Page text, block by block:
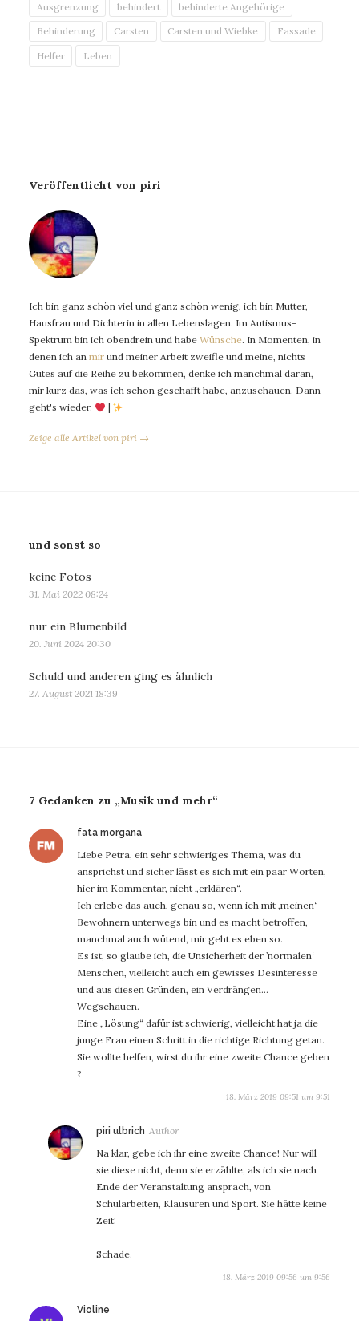
Ausgrenzung behindert behinderte Angehörige
Behinderung Carsten Carsten und Wiebke Fassade
Helfer Leben
Veröffentlicht von piri
Ich bin ganz schön viel und ganz schön wenig, ich bin Mutter,
Hausfrau und Dichterin in allen Lebenslagen. Im Autismus-
Spektrum bin ich obendrein und habe Wünsche. In Momenten, in
denen ich an mir und meiner Arbeit zweifle und meine, nichts
Gutes auf die Reihe zu bekommen, denke ich manchmal daran,
mir kurz das, was ich schon geschafft habe, anzuschauen. Dann
geht's wieder.
|
Zeige alle Artikel von piri →
und sonst so
keine Fotos
31. Mai 2022 08:24
nur ein Blumenbild
20. Juni 2024 20:30
Schuld und anderen ging es ähnlich
27. August 2021 18:39
7 Gedanken zu „Musik und mehr“
fata morganasagt:
Liebe Petra, ein sehr schwieriges Thema, was du
ansprichst und sicher lässt es sich mit ein paar Worten,
hier im Kommentar, nicht „erklären“.
Ich erlebe das auch, genau so, wenn ich mit ‚meinen‘
Bewohnern unterwegs bin und es macht betroffen,
manchmal auch wütend, mir geht es eben so.
Es ist, so glaube ich, die Unsicherheit der ’normalen‘
Menschen, vielleicht auch ein gewisses Desinteresse
und aus diesen Gründen, ein Verdrängen…
Wegschauen.
Eine „Lösung“ dafür ist schwierig, vielleicht hat ja die
junge Frau einen Schritt in die richtige Richtung getan.
Sie wollte helfen, wirst du ihr eine zweite Chance geben
?
18. März 2019 09:51 um 9:51
piri ulbrich sagt:
Na klar, gebe ich ihr eine zweite Chance! Nur will
sie diese nicht, denn sie erzählte, als ich sie nach
Ende der Veranstaltung ansprach, von
Schularbeiten, Klausuren und Sport. Sie hätte keine
Zeit!
Schade.
18. März 2019 09:56 um 9:56
Violine